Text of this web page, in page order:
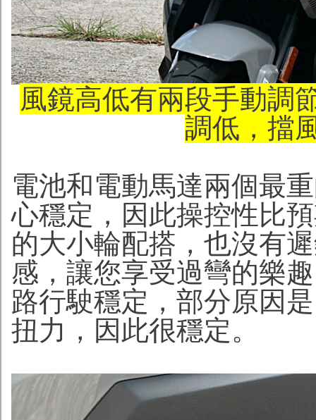
風鏡高低有兩段手動調
調低，擋
電池和電動馬達兩個最
心穩定，因此操控性比
的大小輪配搭，也沒有
感，讓您享受過彎的樂
路行駛穩定，部分原因
扭力，因此很穩定。